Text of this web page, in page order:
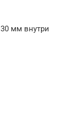
мм внутри